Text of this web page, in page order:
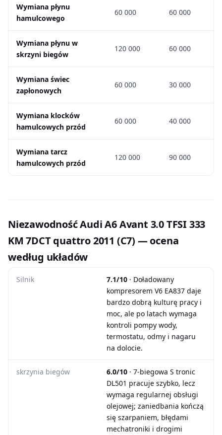
Wymiana płynu
hamulcowego
60 000 60 000
Wymiana płynu w
skrzyni biegów
120 000 60 000
Wymiana świec
zapłonowych
60 000 30 000
Wymiana klocków
hamulcowych przód
60 000 40 000
Wymiana tarcz
hamulcowych przód
120 000 90 000
Niezawodność Audi A6 Avant 3.0 TFSI 333
KM 7DCT quattro 2011 (C7) — ocena
według układów
Silnik 7.1/10 · Doładowany
kompresorem V6 EA837 daje
bardzo dobrą kulturę pracy i
moc, ale po latach wymaga
kontroli pompy wody,
termostatu, odmy i nagaru
na dolocie.
skrzynia biegów 6.0/10 · 7-biegowa S tronic
DL501 pracuje szybko, lecz
wymaga regularnej obsługi
olejowej; zaniedbania kończą
się szarpaniem, błędami
mechatroniki i drogimi